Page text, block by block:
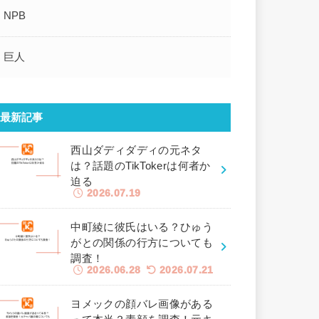
NPB
巨人
最新記事
西山ダディダディの元ネタ
は？話題のTikTokerは何者か
迫る
2026.07.19
中町綾に彼氏はいる？ひゅう
がとの関係の行方についても
調査！
2026.06.28 2026.07.21
ヨメックの顔バレ画像がある